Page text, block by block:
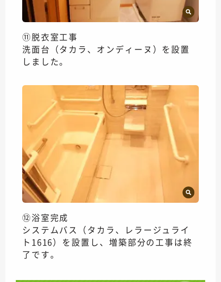
⑪脱衣室工事
洗面台（タカラ、オンディーヌ）を設置
しました。
⑫浴室完成
システムバス（タカラ、レラージュライ
ト1616）を設置し、増築部分の工事は終
了です。